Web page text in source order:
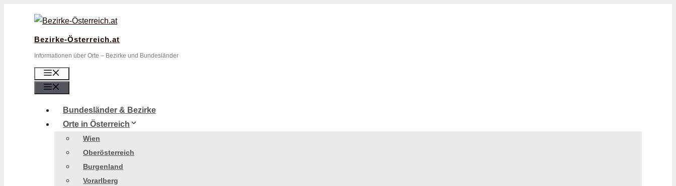
Bezirke-Österreich.at
Informationen über Orte – Bezirke und Bundesländer
Bundesländer & Bezirke
Orte in Österreich
Wien
Oberösterreich
Burgenland
Vorarlberg